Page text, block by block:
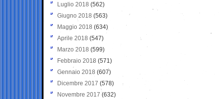
Luglio 2018 (562)
Giugno 2018 (563)
Maggio 2018 (634)
Aprile 2018 (547)
Marzo 2018 (599)
Febbraio 2018 (571)
Gennaio 2018 (607)
Dicembre 2017 (578)
Novembre 2017 (632)